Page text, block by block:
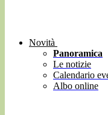
Novità
Panoramica
Le notizie
Calendario
Albo online